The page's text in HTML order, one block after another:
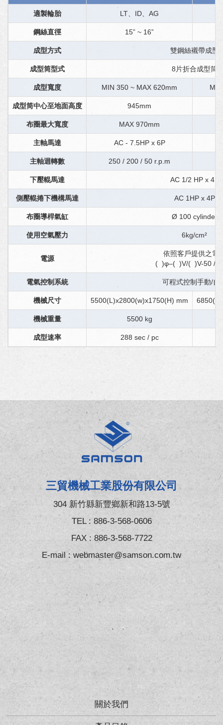
適製輪胎 LT、 ID、AG
鋼絲直徑 15” ~ 16”
成型方式 雙鋼絲襯帶成型
成型筒型式 8片折合成型筒
成型寬度 MIN 350 ~ MAX 620mm
成型筒中心至地面高度 945mm
布圈最大寬度 MAX 970mm
主軸馬達 AC - 7.5HP x 6P
主軸迴轉數 250 / 200 / 50 r.p.m
下壓輥馬達 AC 1/2 HP x 4P
側壓輥捲下機構馬達 AC 1HP x 4P
布圈導桿氣缸 Ø 100 cylinder
使用空氣壓力 6kg/cm²
電源
依照客戶提供之電
( )φ–( )V/( )V-50 /
電氣控制系統 可程式控制手動/自
機械尺寸 5500(L)x2800(w)x1750(H) mm
機械重量 5500 kg
成型速率 288 sec / pc
三貿機械工業股份有限公司
304 新竹縣新豐鄉新和路13-5號
TEL : 886-3-568-0606
FAX : 886-3-568-7722
E-mail : webmaster@samson.com.tw
關於我們